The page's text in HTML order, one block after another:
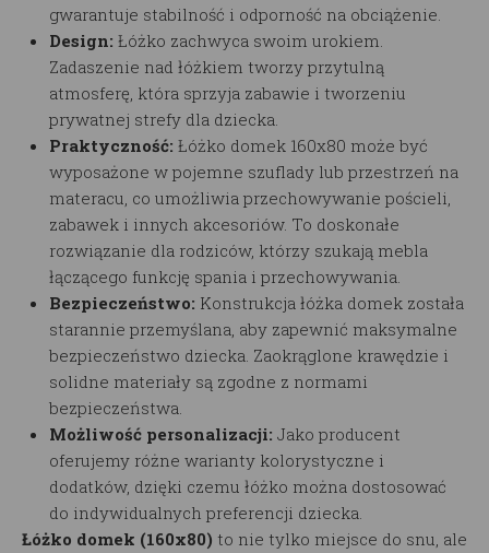
gwarantuje stabilność i odporność na obciążenie.
Design: Łóżko zachwyca swoim urokiem.
Zadaszenie nad łóżkiem tworzy przytulną
atmosferę, która sprzyja zabawie i tworzeniu
prywatnej strefy dla dziecka.
Praktyczność: Łóżko domek 160x80 może być
wyposażone w pojemne szuflady lub przestrzeń na
materacu, co umożliwia przechowywanie pościeli,
zabawek i innych akcesoriów. To doskonałe
rozwiązanie dla rodziców, którzy szukają mebla
łączącego funkcję spania i przechowywania.
Bezpieczeństwo: Konstrukcja łóżka domek została
starannie przemyślana, aby zapewnić maksymalne
bezpieczeństwo dziecka. Zaokrąglone krawędzie i
solidne materiały są zgodne z normami
bezpieczeństwa.
Możliwość personalizacji: Jako producent
oferujemy różne warianty kolorystyczne i
dodatków, dzięki czemu łóżko można dostosować
do indywidualnych preferencji dziecka.
Łóżko domek (160x80) to nie tylko miejsce do snu, ale